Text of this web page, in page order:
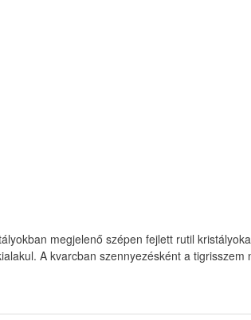
megjelenő szépen fejlett rutil
A kvarcban szennyezésként a tigrisszem